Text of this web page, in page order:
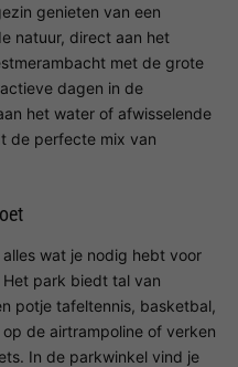
genieten van een
natuur, direct aan het
met de grote
dagen in de
het water of afwisselende
de perfecte mix van
wat je nodig hebt voor
park biedt tal van
potje tafeltennis, basketbal,
de airtrampoline of verken
In de parkwinkel vind je